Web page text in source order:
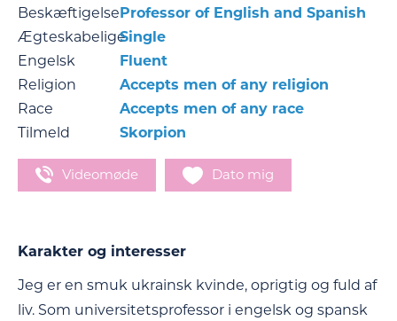
BeskæftigelseProfessor of English and Spanish
ÆgteskabeligeSingle
Engelsk
Fluent
Religion
Accepts men of any religion
Race
Accepts men of any race
Tilmeld
Skorpion
Videomøde Dato mig
Karakter og interesser
Jeg er en smuk ukrainsk kvinde, oprigtig og fuld af
liv. Som universitetsprofessor i engelsk og spansk